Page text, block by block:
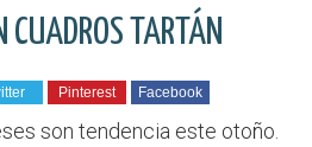
CUADROS TARTÁN
Pinterest Facebook
son tendencia este otoño.